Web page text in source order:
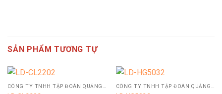
SẢN PHẨM TƯƠNG TỰ
CÔNG TY TNHH TẬP ĐOÀN QUẢNG ĐÔNG LONGDE CÔNG TY TNHH TẬP ĐOÀN QUẢNG ĐÔNG LONGDE